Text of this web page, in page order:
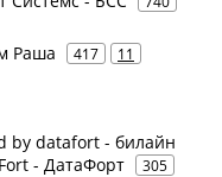
Раша 417 11
by datafort - билайн
- ДатаФорт
305